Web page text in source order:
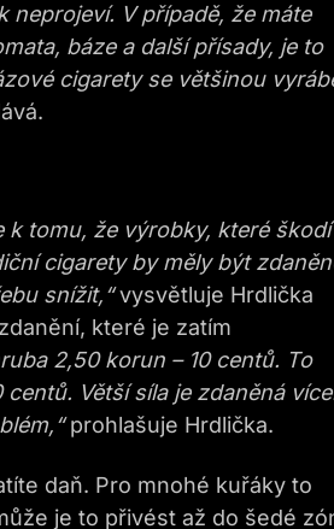
neprojeví. V případě, že máte
báze a další přísady, je to
cigarety se většinou
k tomu, že výrobky, které škodí
cigarety by měly být
snížit,“vysvětluje Hrdlička
které je zatím
2,50 korun – 10 centů. To
Větší síla je zdaněná
prohlašuje Hrdlička.
daň. Pro mnohé kuřáky to
je to přivést až do šedé